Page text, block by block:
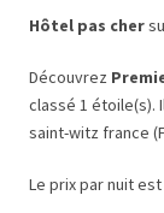
Hôtel pas cher
Découvrez
classé 1 étoile(s).
saint-witz france
Le prix par nuit